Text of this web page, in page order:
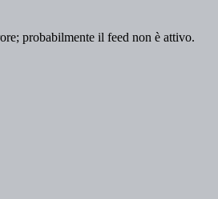
probabilmente il feed non è attivo.